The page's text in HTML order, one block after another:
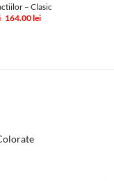
– Clasic
Prețul
164.00leiPrețul